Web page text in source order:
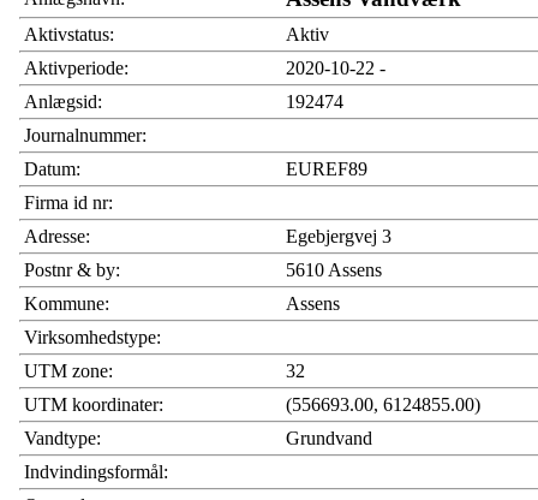
Aktivstatus:
Aktiv
Aktivperiode:
2020-10-22 -
Anlægsid:
192474
Journalnummer:
Datum:
EUREF89
Firma id nr:
Adresse:
Egebjergvej 3
Postnr & by:
5610 Assens
Kommune:
Assens
Virksomhedstype:
UTM zone:
32
UTM koordinater:
(556693.00, 6124855.00)
Vandtype:
Grundvand
Indvindingsformål: